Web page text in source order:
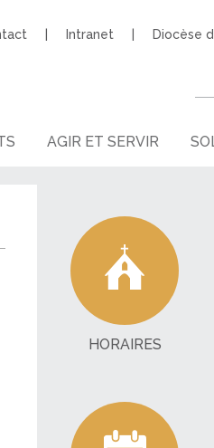
Intranet Diocèse
AGIR ET SERVIR
HORAIRES